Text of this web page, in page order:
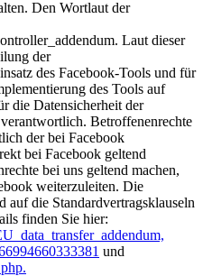
Den Wortlaut der
Laut dieser
der
des Facebook-Tools und für
des Tools auf
die Datensicherheit der
Betroffenenrechte
der bei Facebook
bei Facebook geltend
bei uns geltend machen,
weiterzuleiten. Die
die Standardvertragsklauseln
finden Sie hier:
und